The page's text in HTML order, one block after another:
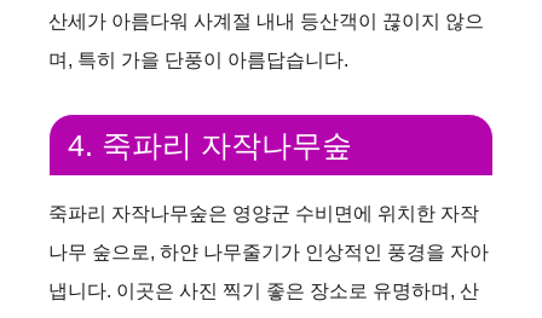
d
e
산세가 아름다워 사계절 내내 등산객이 끊이지 않으
며, 특히 가을 단풍이 아름답습니다.
4. 죽파리 자작나무숲
죽파리 자작나무숲은 영양군 수비면에 위치한 자작
나무 숲으로, 하얀 나무줄기가 인상적인 풍경을 자아
냅니다. 이곳은 사진 찍기 좋은 장소로 유명하며, 산